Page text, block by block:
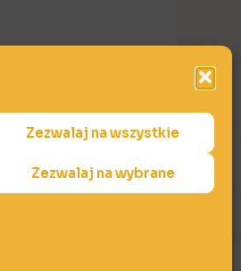
Zezwalaj na wszystkie
Zezwalaj na wybrane
Następny Wpis